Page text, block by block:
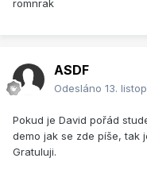
romnrak
ASDF
Odesláno 13.
Pokud je David pořád
demo jak se zde píše, tak
Gratuluji.